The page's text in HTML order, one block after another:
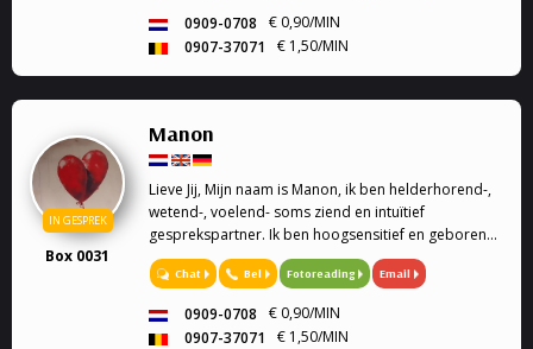
0909-0708
€ 0,90/MIN
0907-37071
€ 1,50/MIN
IN GESPREK
Box 0031
Manon
Lieve Jij, Mijn naam is Manon, ik ben helderhorend-,
wetend-, voelend- soms ziend en intuïtief
gesprekspartner. Ik ben hoogsensitief en geboren
met een haarfijn invoelvermogen
Chat Bel Fotoreading Email
0909-0708
€ 0,90/MIN
0907-37071
€ 1,50/MIN